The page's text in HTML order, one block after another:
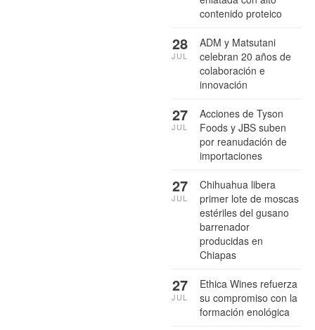
contenido proteico
ADM y Matsutani
celebran 20 años de
colaboración e
innovación
28
JUL
Acciones de Tyson
Foods y JBS suben
por reanudación de
importaciones
27
JUL
Chihuahua libera
primer lote de moscas
estériles del gusano
barrenador
producidas en
Chiapas
27
JUL
Ethica Wines refuerza
su compromiso con la
formación enológica
27
JUL